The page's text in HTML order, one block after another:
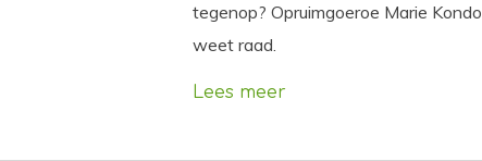
tegenop? Opruimgoeroe Marie Kondo
weet raad.
Lees meer